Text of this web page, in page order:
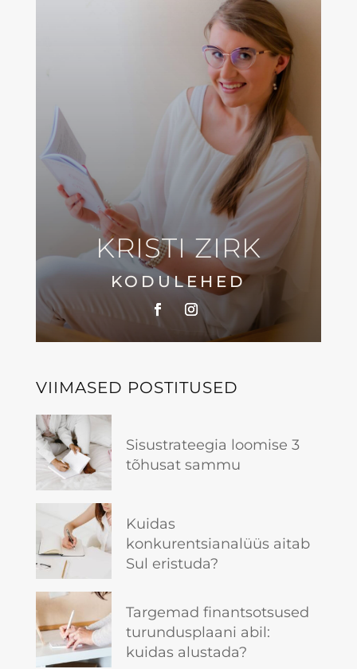
KRISTI ZIRK
KODULEHED
VIIMASED POSTITUSED
Sisustrateegia loomise 3
tõhusat sammu
Kuidas
konkurentsianalüüs aitab
Sul eristuda?
Targemad finantsotsused
turundusplaani abil:
kuidas alustada?